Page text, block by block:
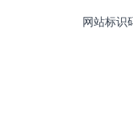
网站标识